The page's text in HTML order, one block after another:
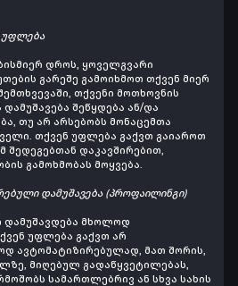
უფლება
დროს, ყოველგვარი
გარეშე გამოიხმოთ თქვენ მიერ
თქვენი მოთხოვნის
შეწყდება ან/და
თუ არ არსებობს მონაცემთა
თქვენ უფლება გაქვთ გაიაროთ
შედეგებთან დაკავშირებით,
გამოხმობას მოყვება.
დამუშავება (პროფაილინგი)
დამუშავდება მხოლოდ
უფლება გაქვთ არ
ავტომატიზირებულად, მათ შორის,
მიღებულ გადაწყვეტილებას,
სამართლებრივ ან სხვა სახის